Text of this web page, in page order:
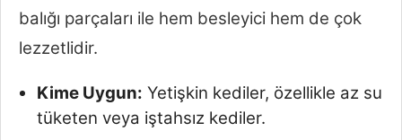
balığı parçaları ile hem besleyici hem de çok
lezzetlidir.
Kime Uygun: Yetişkin kediler, özellikle az su
tüketen veya iştahsız kediler.